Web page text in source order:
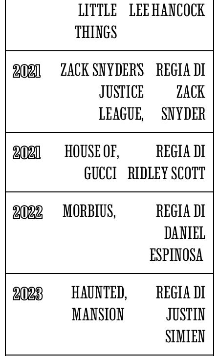
LITTLE
THINGS
LEE HANCOCK
2021
ZACK SNYDER’S
JUSTICE
LEAGUE,
REGIA DI
ZACK
SNYDER
2021
HOUSE OF
GUCCI
,
REGIA DI
RIDLEY SCOTT
2022 MORBIUS,
REGIA DI
DANIEL
ESPINOSA
2023
HAUNTED
MANSION
,
REGIA DI
JUSTIN
SIMIEN